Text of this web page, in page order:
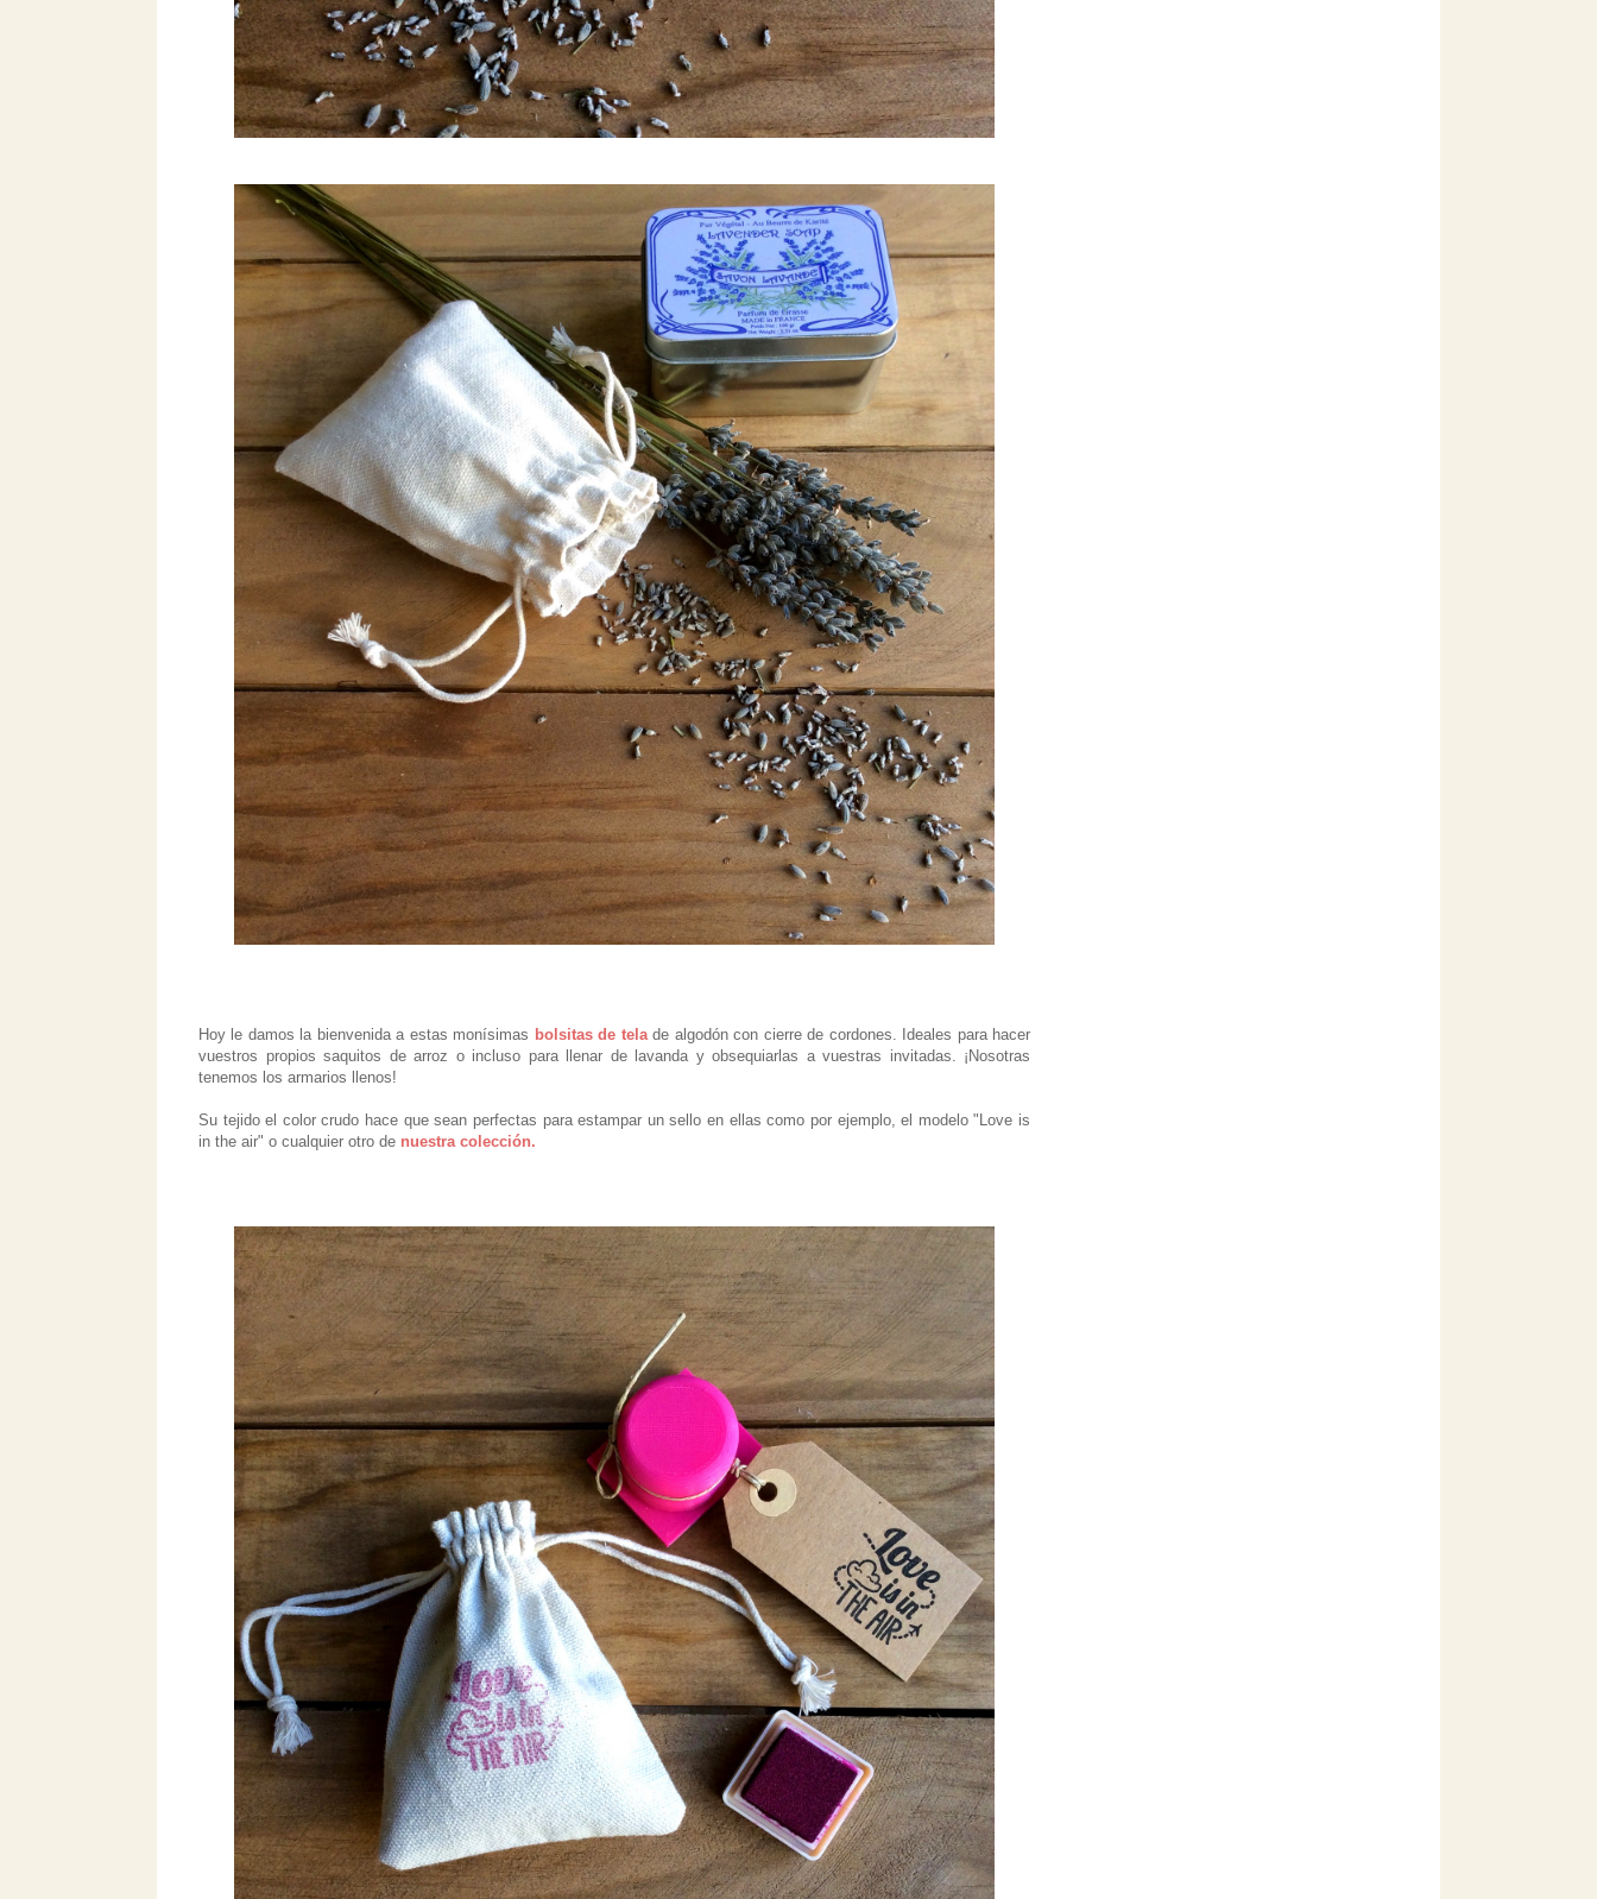
Hoy le damos la bienvenida a estas monísimas bolsitas de telade algodón con cierre de cordones. Ideales para hacer
vuestros propios saquitos de arroz o incluso para llenar de lavanda y obsequiarlas a vuestras invitadas. ¡Nosotras
tenemos los armarios llenos!
Su tejido el color crudo hace que sean perfectas para estampar un sello en ellas como por ejemplo, el modelo "Love is
in the air" o cualquier otro de nuestra colección.